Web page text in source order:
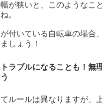
が狭いと、このようなこ
。
付いている自転車の場合
しょう！
ラブルになることも！無
ルールは異なりますが、